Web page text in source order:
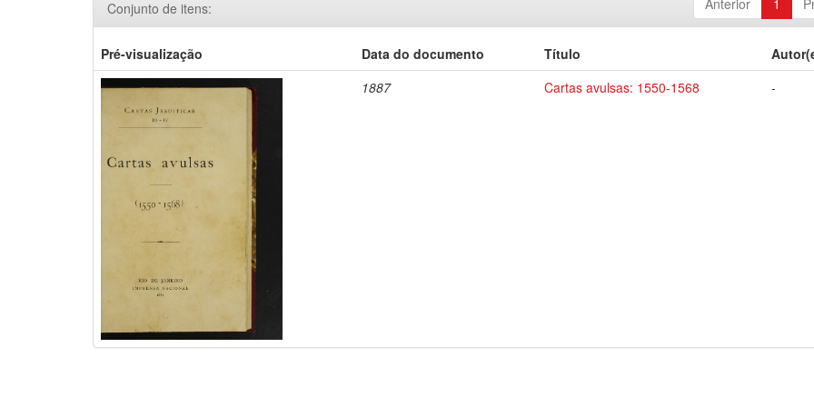
Anterior 1
Conjunto de itens:
Pré-visualização Data do documento Título
1887
Cartas avulsas: 1550-1568 -